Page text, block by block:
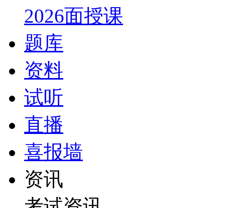
2026面授课
题库
资料
试听
直播
喜报墙
资讯